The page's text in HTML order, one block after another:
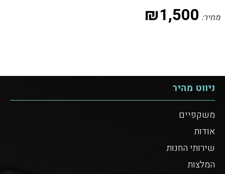
מחיר: ₪1,500
ניווט מהיר
משקפיים
אודות
שירותי החנות
המלצות